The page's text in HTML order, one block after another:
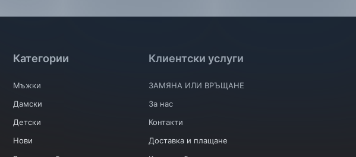
Категории
Мъжки
Дамски
Детски
Нови
Клиентски услуги
ЗАМЯНА ИЛИ ВРЪЩАНЕ
За нас
Контакти
Доставка и плащане